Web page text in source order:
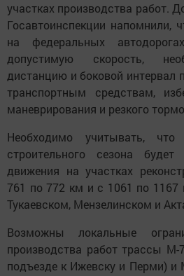
участках производства работ.
Госавтоинспекции напомнили,
на федеральных
допустимую скорость,
дистанцию и боковой интервал
транспортным средствам,
маневрирования и резкого
Необходимо учитывать,
строительного сезона будет
движения на участках
761 по 772 км и с 1061 по 1167
Тукаевском, Мензелинском и
Возможны локальные
производства работ трассы
подъезде к Ижевску и Перми)